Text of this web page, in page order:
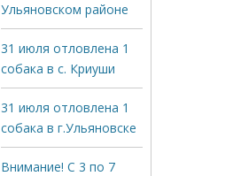
Ульяновском районе
31 июля отловлена 1
собака в с. Криуши
31 июля отловлена 1
собака в г.Ульяновске
Внимание! С 3 по 7